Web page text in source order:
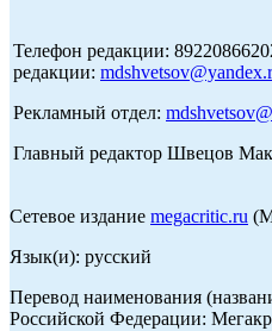
Телефон редакции:
редакции:
Рекламный отдел:
Главный редактор Швецов
Сетевое издание megacritic.ru
Язык(и): русский
Перевод наименования
Российской Федерации: